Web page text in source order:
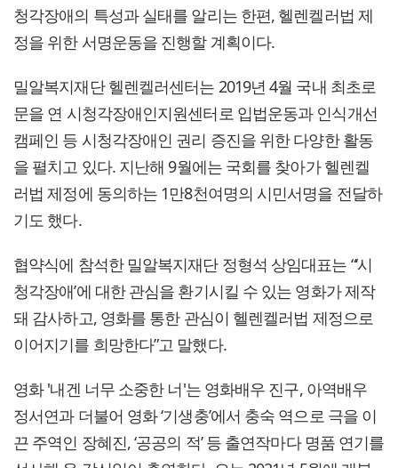
청각장애의 특성과 실태를 알리는 한편, 헬렌켈러법 제
정을 위한 서명운동을 진행할 계획이다.
밀알복지재단 헬렌켈러센터는 2019년 4월 국내 최초로
문을 연 시청각장애인지원센터로 입법운동과 인식개선
캠페인 등 시청각장애인 권리 증진을 위한 다양한 활동
을 펼치고 있다. 지난해 9월에는 국회를 찾아가 헬렌켈
러법 제정에 동의하는 1만8천여명의 시민서명을 전달하
기도 했다.
협약식에 참석한 밀알복지재단 정형석 상임대표는 “‘시
청각장애’에 대한 관심을 환기시킬 수 있는 영화가 제작
돼 감사하고, 영화를 통한 관심이 헬렌켈러법 제정으로
이어지기를 희망한다”고 말했다.
영화 '내겐 너무 소중한 너'는 영화배우 진구, 아역배우
정서연과 더불어 영화 ‘기생충’에서 충숙 역으로 극을 이
끈 주역인 장혜진, ‘공공의 적’ 등 출연작마다 명품 연기를